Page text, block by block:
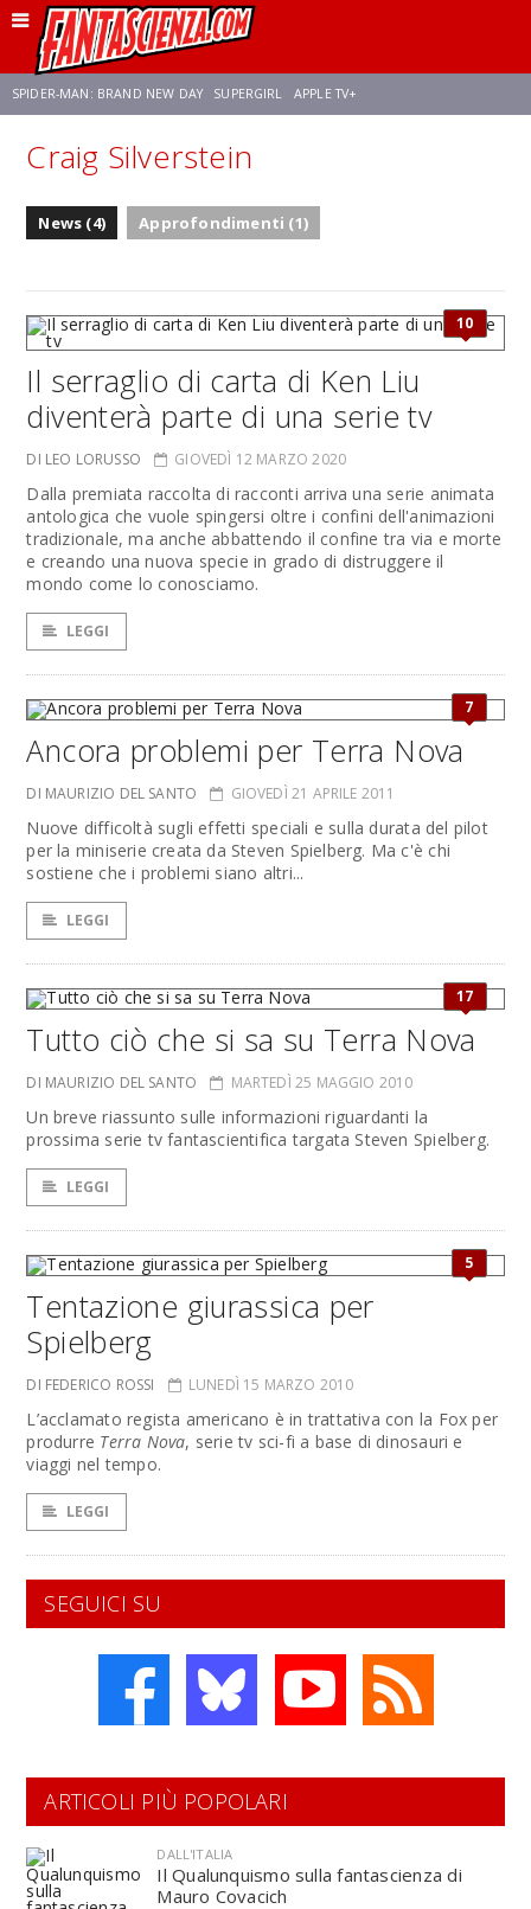
SPIDER-MAN: BRAND NEW DAY SUPERGIRL APPLE TV+
FRANCO RICCIARDIELLO ZENDAYA STAR TREK
Craig Silverstein
News (4) Approfondimenti (1)
10
Il serraglio di carta di Ken Liu
diventerà parte di una serie tv
DI LEO LORUSSO GIOVEDÌ 12 MARZO 2020
Dalla premiata raccolta di racconti arriva una serie animata
antologica che vuole spingersi oltre i confini dell'animazioni
tradizionale, ma anche abbattendo il confine tra via e morte
e creando una nuova specie in grado di distruggere il
mondo come lo conosciamo.
LEGGI
7
Ancora problemi per Terra Nova
DI MAURIZIO DEL SANTO GIOVEDÌ 21 APRILE 2011
Nuove difficoltà sugli effetti speciali e sulla durata del pilot
per la miniserie creata da Steven Spielberg. Ma c'è chi
sostiene che i problemi siano altri...
LEGGI
17
Tutto ciò che si sa su Terra Nova
DI MAURIZIO DEL SANTO MARTEDÌ 25 MAGGIO 2010
Un breve riassunto sulle informazioni riguardanti la
prossima serie tv fantascientifica targata Steven Spielberg.
LEGGI
5
Tentazione giurassica per
Spielberg
DI FEDERICO ROSSI LUNEDÌ 15 MARZO 2010
L’acclamato regista americano è in trattativa con la Fox per
produrre Terra Nova, serie tv sci-fi a base di dinosauri e
viaggi nel tempo.
LEGGI
SEGUICI SU
ARTICOLI PIÙ POPOLARI
DALL'ITALIA
Il Qualunquismo sulla fantascienza di
Mauro Covacich